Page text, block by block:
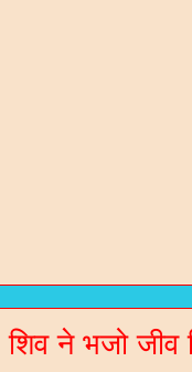
जनरल
शिव ने भजो जीव